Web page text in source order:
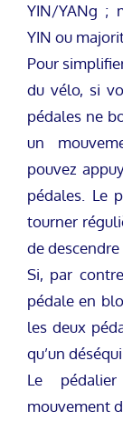
YIN/YANg ;
YIN ou
Pour
du vélo, si
pédales ne
un
pouvez
pédales. Le
tourner
de
Si, par
pédale en
les deux
qu’un
Le
mouvement